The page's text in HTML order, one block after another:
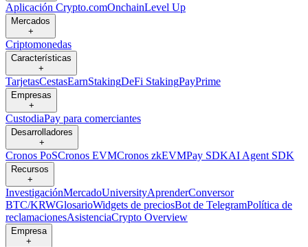
Aplicación Crypto.comOnchainLevel Up
Mercados
+
Criptomonedas
Características
+
TarjetasCestasEarnStakingDeFi StakingPayPrime
Empresas
+
CustodiaPay para comerciantes
Desarrolladores
+
Cronos PoSCronos EVMCronos zkEVMPay SDKAI Agent SDK
Recursos
+
InvestigaciónMercadoUniversityAprenderConversor
BTC/KRWGlosarioWidgets de preciosBot de TelegramPolítica de
reclamacionesAsistenciaCrypto Overview
Empresa
+